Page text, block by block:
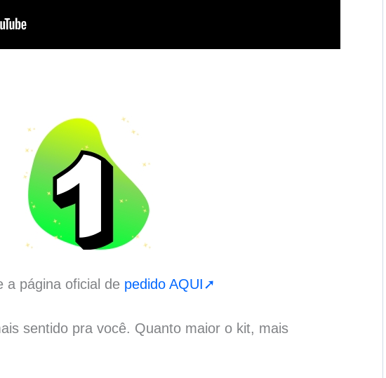
a página oficial de pedido AQUI➚
sentido pra você. Quanto maior o kit, mais